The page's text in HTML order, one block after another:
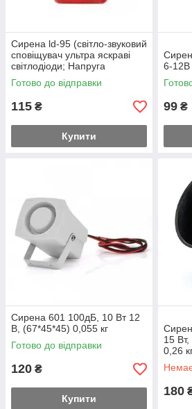
Сирена ld-95 (світло-звуковий
сповіщувач ультра яскраві
світлодіоди; Напруга
живлення, В:12
Готово до відправки
115 ₴
Купити
6-12В
99 ₴
Сирена 601 100дБ, 10 Вт 12
В, (67*45*45) 0,055 кг
Готово до відправки
120 ₴
Купити
15
0,26
180